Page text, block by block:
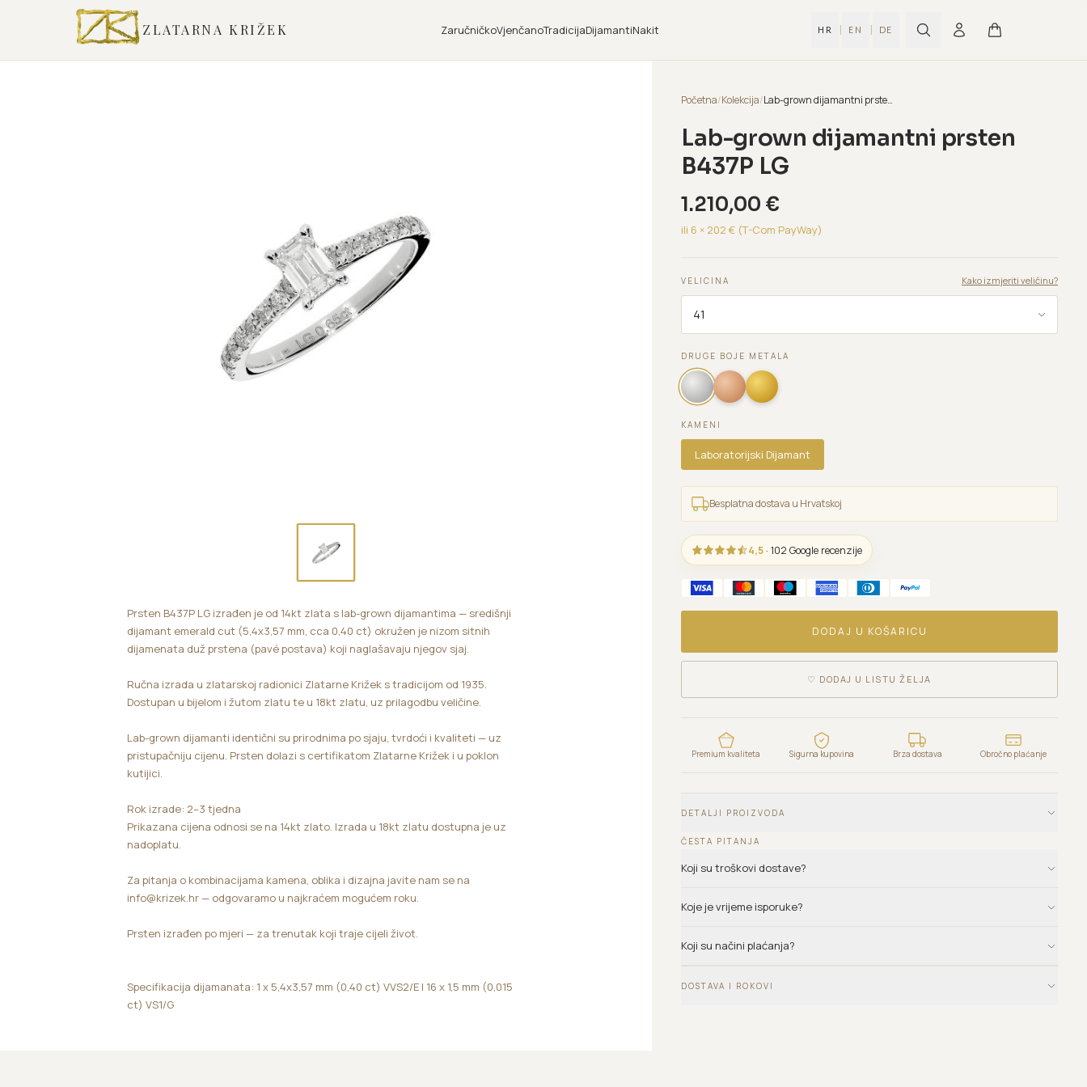
ZLATARNA KRIŽEK ZaručničkoVjenčanoTradicijaDijamantiNakit HR | EN | DE
Prsten B437P LG izrađen je od 14kt zlata s lab-grown dijamantima — središnji
dijamant emerald cut (5,4x3,57 mm, cca 0,40 ct) okružen je nizom sitnih
dijamenata duž prstena (pavé postava) koji naglašavaju njegov sjaj.
Ručna izrada u zlatarskoj radionici Zlatarne Križek s tradicijom od 1935.
Dostupan u bijelom i žutom zlatu te u 18kt zlatu, uz prilagodbu veličine.
Lab-grown dijamanti identični su prirodnima po sjaju, tvrdoći i kvaliteti — uz
pristupačniju cijenu. Prsten dolazi s certifikatom Zlatarne Križek i u poklon
kutijici.
Rok izrade: 2–3 tjedna
Prikazana cijena odnosi se na 14kt zlato. Izrada u 18kt zlatu dostupna je uz
nadoplatu.
Za pitanja o kombinacijama kamena, oblika i dizajna javite nam se na
info@krizek.hr — odgovaramo u najkraćem mogućem roku.
Prsten izrađen po mjeri — za trenutak koji traje cijeli život.
Specifikacija dijamanata: 1 x 5,4x3,57 mm (0,40 ct) VVS2/E | 16 x 1,5 mm (0,015
ct) VS1/G
Početna/Kolekcija/ Lab-grown dijamantni prsten B437P LG
Lab-grown dijamantni prsten
B437P LG
1.210,00 €
ili 6 × 202 € (T-Com PayWay)
VELICINA Kako izmjeriti veličinu?
DRUGE BOJE METALA
KAMENI
Laboratorijski Dijamant
Besplatna dostava u Hrvatskoj
4,5 · 102 Google recenzije
DODAJ U KOŠARICU
♡ DODAJ U LISTU ŽELJA
Premium kvaliteta Sigurna kupovina Brza dostava Obročno plaćanje
DETALJI PROIZVODA
ČESTA PITANJA
Koji su troškovi dostave?
Koje je vrijeme isporuke?
Koji su načini plaćanja?
DOSTAVA I ROKOVI